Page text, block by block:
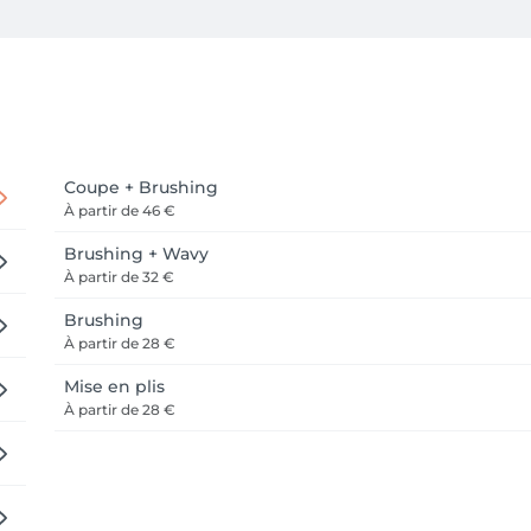
et chaleureux vous accueille dans un cadre
pour découvrir nos réalisations, nos nouveautés et
Coupe + Brushing
À partir de 46 €
Brushing + Wavy
À partir de 32 €
Brushing
À partir de 28 €
Mise en plis
À partir de 28 €